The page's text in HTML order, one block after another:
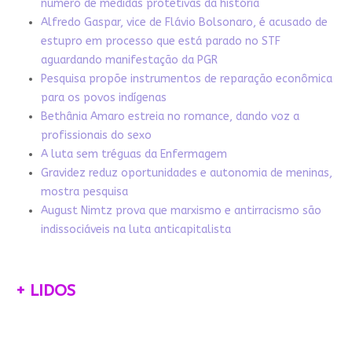
número de medidas protetivas da história
Alfredo Gaspar, vice de Flávio Bolsonaro, é acusado de
estupro em processo que está parado no STF
aguardando manifestação da PGR
Pesquisa propõe instrumentos de reparação econômica
para os povos indígenas
Bethânia Amaro estreia no romance, dando voz a
profissionais do sexo
A luta sem tréguas da Enfermagem
Gravidez reduz oportunidades e autonomia de meninas,
mostra pesquisa
August Nimtz prova que marxismo e antirracismo são
indissociáveis na luta anticapitalista
+ LIDOS